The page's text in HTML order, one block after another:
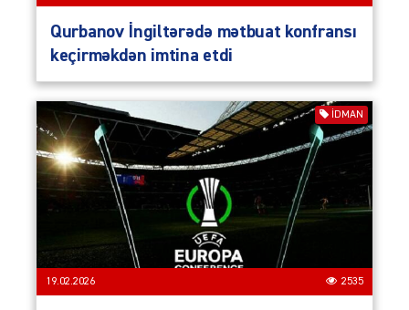
Qurbanov İngiltərədə mətbuat konfransı
keçirməkdən imtina etdi
İDMAN
19.02.2026 2535